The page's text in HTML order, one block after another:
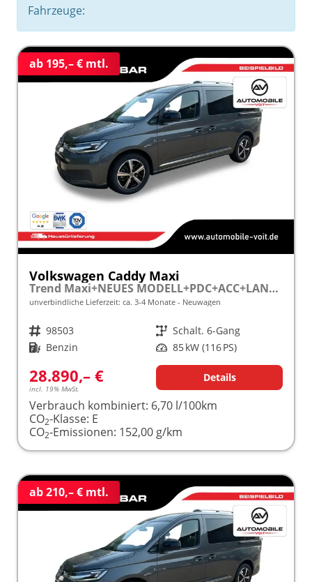
Fahrzeuge:
ab 195,– € mtl.
Volkswagen Caddy Maxi
Trend Maxi+NEUES MODELL+PDC+ACC+LANE ASSIST
unverbindliche Lieferzeit: ca. 3-4 Monate Neuwagen
Fahrzeugnr. 98503 Getriebe Schalt. 6-Gang
Kraftstoff Benzin Leistung 85 kW (116 PS)
28.890,– €
incl. 19% MwSt.
Details
Verbrauch kombiniert: 6,70 l/100km
CO2-Klasse: E
CO2-Emissionen: 152,00 g/km
ab 210,– € mtl.